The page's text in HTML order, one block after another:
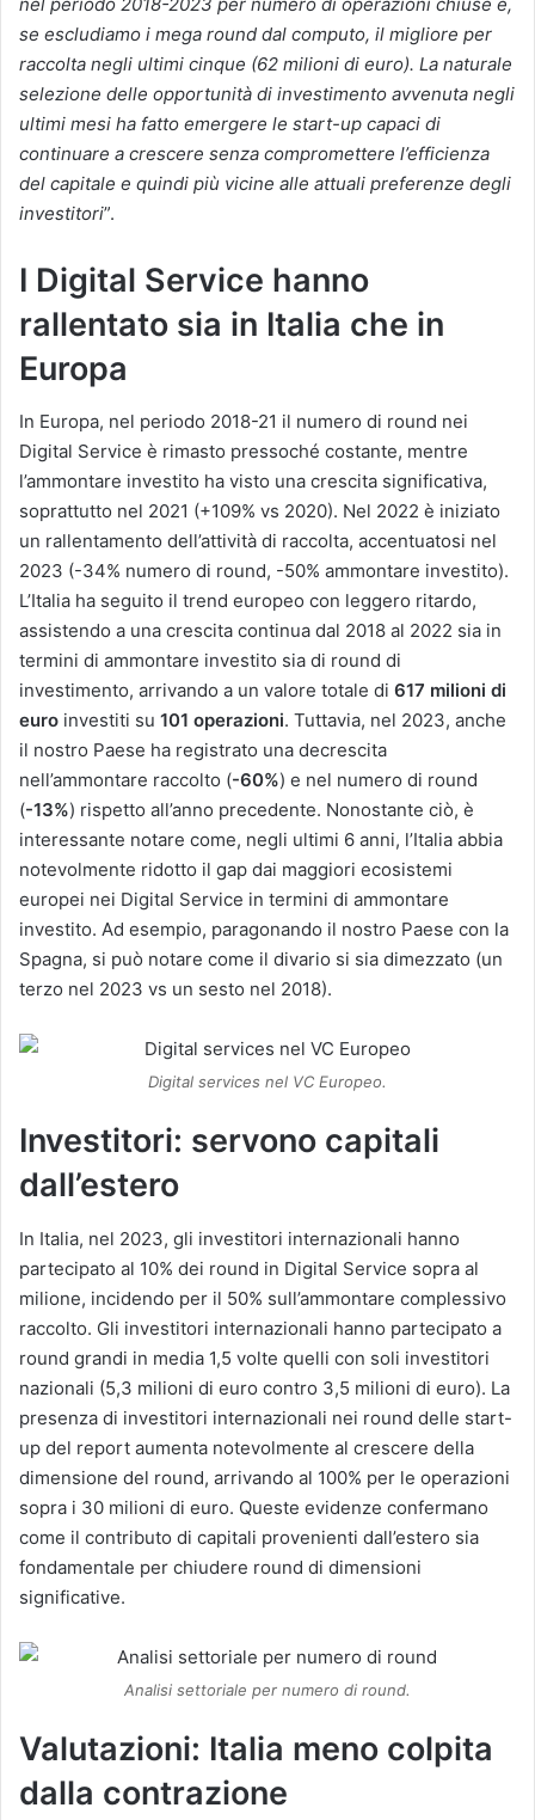
se escludiamo i mega round dal computo, il migliore per
raccolta negli ultimi cinque (62 milioni di euro). La naturale
selezione delle opportunità di investimento avvenuta negli
ultimi mesi ha fatto emergere le start-up capaci di
continuare a crescere senza compromettere l’efficienza
del capitale e quindi più vicine alle attuali preferenze degli
investitori”.
I Digital Service hanno
rallentato sia in Italia che in
Europa
In Europa, nel periodo 2018-21 il numero di round nei
Digital Service è rimasto pressoché costante, mentre
l’ammontare investito ha visto una crescita significativa,
soprattutto nel 2021 (+109% vs 2020). Nel 2022 è iniziato
un rallentamento dell’attività di raccolta, accentuatosi nel
2023 (-34% numero di round, -50% ammontare investito).
L’Italia ha seguito il trend europeo con leggero ritardo,
assistendo a una crescita continua dal 2018 al 2022 sia in
termini di ammontare investito sia di round di
investimento, arrivando a un valore totale di 617 milioni di
euro investiti su 101 operazioni. Tuttavia, nel 2023, anche
il nostro Paese ha registrato una decrescita
nell’ammontare raccolto (-60%) e nel numero di round
(-13%) rispetto all’anno precedente. Nonostante ciò, è
interessante notare come, negli ultimi 6 anni, l’Italia abbia
notevolmente ridotto il gap dai maggiori ecosistemi
europei nei Digital Service in termini di ammontare
investito. Ad esempio, paragonando il nostro Paese con la
Spagna, si può notare come il divario si sia dimezzato (un
terzo nel 2023 vs un sesto nel 2018).
Digital services nel VC Europeo.
Investitori: servono capitali
dall’estero
In Italia, nel 2023, gli investitori internazionali hanno
partecipato al 10% dei round in Digital Service sopra al
milione, incidendo per il 50% sull’ammontare complessivo
raccolto. Gli investitori internazionali hanno partecipato a
round grandi in media 1,5 volte quelli con soli investitori
nazionali (5,3 milioni di euro contro 3,5 milioni di euro). La
presenza di investitori internazionali nei round delle start-
up del report aumenta notevolmente al crescere della
dimensione del round, arrivando al 100% per le operazioni
sopra i 30 milioni di euro. Queste evidenze confermano
come il contributo di capitali provenienti dall’estero sia
fondamentale per chiudere round di dimensioni
significative.
Analisi settoriale per numero di round.
Valutazioni: Italia meno colpita
dalla contrazione